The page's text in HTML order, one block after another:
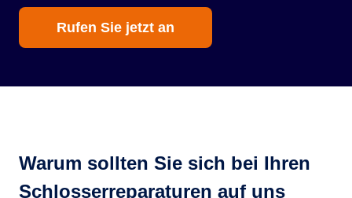
Rufen Sie jetzt an
Warum sollten Sie sich bei Ihren
Schlosserreparaturen auf uns